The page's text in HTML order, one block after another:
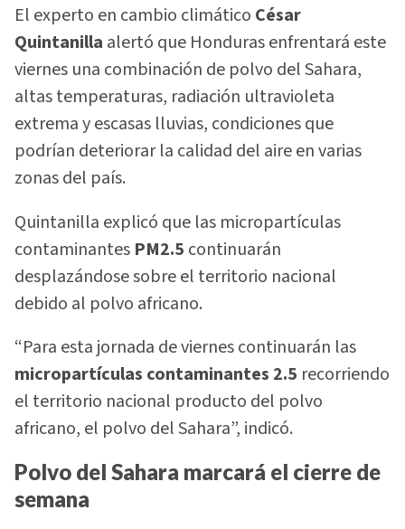
El experto en cambio climático César
Quintanilla alertó que Honduras enfrentará este
viernes una combinación de polvo del Sahara,
altas temperaturas, radiación ultravioleta
extrema y escasas lluvias, condiciones que
podrían deteriorar la calidad del aire en varias
zonas del país.
Quintanilla explicó que las micropartículas
contaminantes PM2.5 continuarán
desplazándose sobre el territorio nacional
debido al polvo africano.
“Para esta jornada de viernes continuarán las
micropartículas contaminantes 2.5 recorriendo
el territorio nacional producto del polvo
africano, el polvo del Sahara”, indicó.
Polvo del Sahara marcará el cierre de
semana